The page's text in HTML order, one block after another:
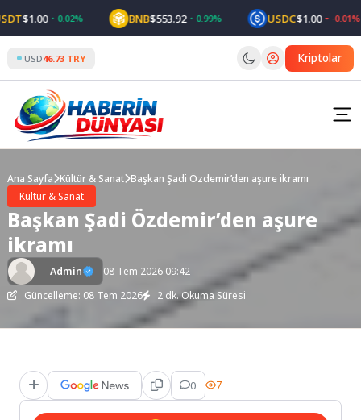
to
content
$1.00 0.02% BNB$553.92 0.99% USDC$1.00 -0.01%
USD46.73 TRY Kriptolar
Ana Sayfa Kültür & Sanat Başkan Şadi Özdemir’den aşure ikramı
Kültür & Sanat
Başkan Şadi Özdemir’den aşure
ikramı
Admin
08 Tem 2026 09:42
Güncelleme: 08 Tem 2026
2 dk. Okuma Süresi
0 7